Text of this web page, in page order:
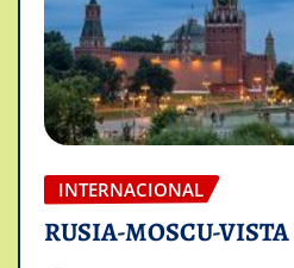
INTERNACIONAL
RUSIA-MOSCU-